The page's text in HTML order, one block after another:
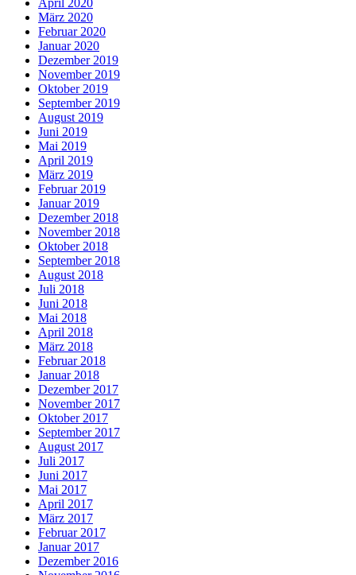
April 2020
März 2020
Februar 2020
Januar 2020
Dezember 2019
November 2019
Oktober 2019
September 2019
August 2019
Juni 2019
Mai 2019
April 2019
März 2019
Februar 2019
Januar 2019
Dezember 2018
November 2018
Oktober 2018
September 2018
August 2018
Juli 2018
Juni 2018
Mai 2018
April 2018
März 2018
Februar 2018
Januar 2018
Dezember 2017
November 2017
Oktober 2017
September 2017
August 2017
Juli 2017
Juni 2017
Mai 2017
April 2017
März 2017
Februar 2017
Januar 2017
Dezember 2016